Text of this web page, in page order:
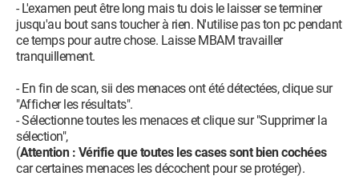
- L'examen peut être long mais tu dois le laisser se terminer
jusqu'au bout sans toucher à rien. N'utilise pas ton pc pendant
ce temps pour autre chose. Laisse MBAM travailler
tranquillement.
- En fin de scan, sii des menaces ont été détectées, clique sur
"Afficher les résultats".
- Sélectionne toutes les menaces et clique sur "Supprimer la
sélection",
(Attention : Vérifie que toutes les cases sont bien cochées
car certaines menaces les décochent pour se protéger).